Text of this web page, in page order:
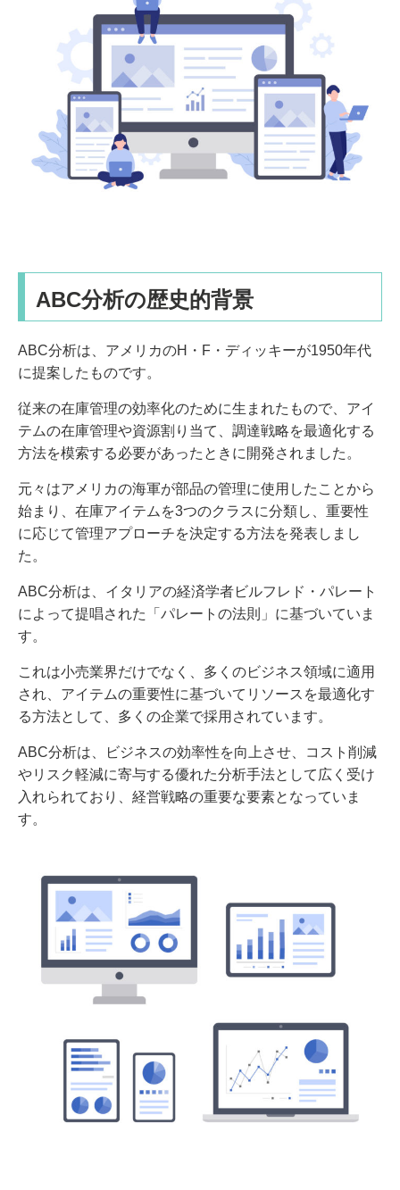
ABC分析の歴史的背景
ABC分析は、アメリカのH・F・ディッキーが1950年代
に提案したものです。
従来の在庫管理の効率化のために生まれたもので、アイ
テムの在庫管理や資源割り当て、調達戦略を最適化する
方法を模索する必要があったときに開発されました。
元々はアメリカの海軍が部品の管理に使用したことから
始まり、在庫アイテムを3つのクラスに分類し、重要性
に応じて管理アプローチを決定する方法を発表しまし
た。
ABC分析は、イタリアの経済学者ビルフレド・パレート
によって提唱された「パレートの法則」に基づいていま
す。
これは小売業界だけでなく、多くのビジネス領域に適用
され、アイテムの重要性に基づいてリソースを最適化す
る方法として、多くの企業で採用されています。
ABC分析は、ビジネスの効率性を向上させ、コスト削減
やリスク軽減に寄与する優れた分析手法として広く受け
入れられており、経営戦略の重要な要素となっていま
す。